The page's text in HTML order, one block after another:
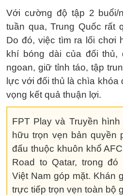
Với cường độ tập 2 buổi/
tuần qua, Trung Quốc rất
Do đó, việc tìm ra lối chơi
khí bóng dài của đối thủ,
ngoan, giữ tỉnh táo, tập
lực với đối thủ là chìa khóa
vọng kết quả thuận lợi.
FPT Play và Truyền
hữu trọn vẹn bản quyền
đấu thuộc khuôn khổ
Road to Qatar, trong
Việt Nam góp mặt. Khán
trực tiếp trọn vẹn toàn bộ